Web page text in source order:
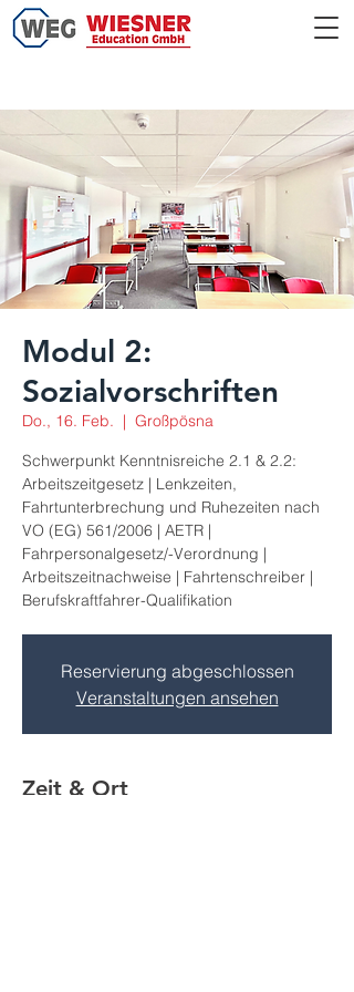
Modul 2:
Sozialvorschriften
Do., 16. Feb.
  |
Großpösna
Schwerpunkt Kenntnisreiche 2.1 & 2.2:
Arbeitszeitgesetz | Lenkzeiten,
Fahrtunterbrechung und Ruhezeiten nach
VO (EG) 561/2006 | AETR |
Fahrpersonalgesetz/-Verordnung |
Arbeitszeitnachweise | Fahrtenschreiber |
Berufskraftfahrer-Qualifikation
Reservierung abgeschlossen
Veranstaltungen ansehen
Zeit & Ort